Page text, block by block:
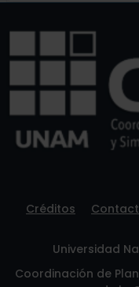
Créditos
Universidad
Coordinación de